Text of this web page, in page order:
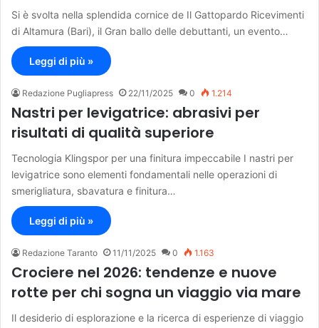
Si è svolta nella splendida cornice de Il Gattopardo Ricevimenti
di Altamura (Bari), il Gran ballo delle debuttanti, un evento…
Leggi di più »
Redazione Pugliapress 22/11/2025 0 1.214
Nastri per levigatrice: abrasivi per
risultati di qualità superiore
Tecnologia Klingspor per una finitura impeccabile I nastri per
levigatrice sono elementi fondamentali nelle operazioni di
smerigliatura, sbavatura e finitura…
Leggi di più »
Redazione Taranto 11/11/2025 0 1.163
Crociere nel 2026: tendenze e nuove
rotte per chi sogna un viaggio via mare
Il desiderio di esplorazione e la ricerca di esperienze di viaggio